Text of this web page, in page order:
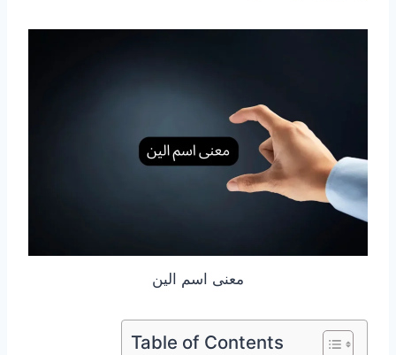
معنى اسم الين
Table of Contents